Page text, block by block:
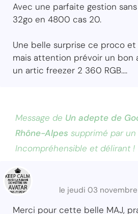
Avec une parfaite gestion
32go en 4800 cas 20.
Une belle surprise ce proco
mais attention prévoir un bon
un artic freezer 2 360 RGB....
Message de Un adepte de
Rhône-Alpes supprimé par
Incompréhensible et délirant !
le jeudi 03
Merci pour cette belle MAJ,